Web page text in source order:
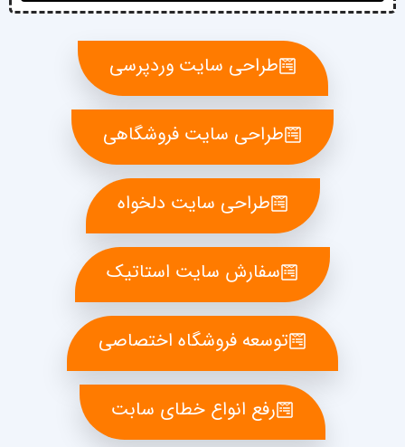
طراحی سایت وردپرسی
طراحی سایت فروشگاهی
طراحی سایت دلخواه
سفارش سایت استاتیک
توسعه فروشگاه اختصاصی
رفع انواع خطای سابت